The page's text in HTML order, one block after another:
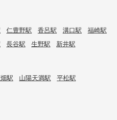
仁豊野駅 香呂駅 溝口駅
福崎駅
長谷駅 生野駅 新井駅
駅 山陽天満駅
平松駅